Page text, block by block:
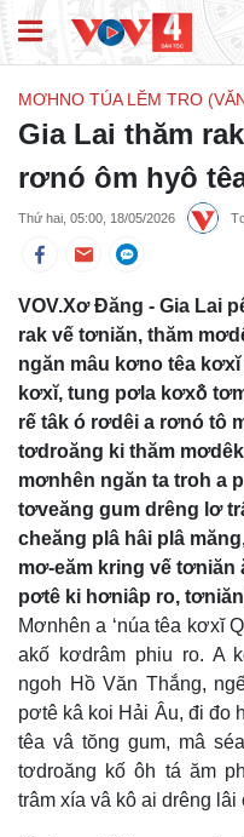
MƠHNO TÚA LĔM TRO
Gia Lai thăm
rơnó ôm hyô
Thứ hai, 05:00, 18/05/2026
VOV.Xơ Đăng - Gia Lai
rak vế tơniăn, thăm
ngăn mâu kơno têa
kơxĭ, tung pơla kơxô̆
rế tâk ó rơdêi a rơnó tô
tơdroăng ki thăm
mơnhên ngăn ta troh a
tơveăng gum drêng lơ
cheăng plâ hâi plâ
mơ-eăm kring vế tơniăn
pơtê ki hơniâp ro,
Mơnhên a ‘núa têa kơxĭ
akố kơdrâm phiu ro. A
ngoh Hồ Văn Thắng,
pơtê kâ koi Hải Âu, đi đo
têa vâ tŏng gum, mâ
tơdroăng kố ôh tá ăm
trâm xía vâ kô ai drêng lâi